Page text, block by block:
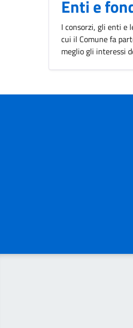
Enti e
I consorzi, gli enti e
cui il Comune fa
meglio gli interessi